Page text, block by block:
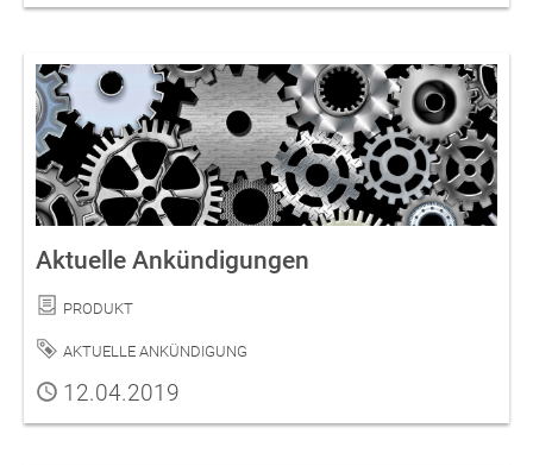
Aktuelle Ankündigungen
Kategorie
Produkt
Schlagwort
Aktuelle Ankündigung
Publiziert
12.04.2019